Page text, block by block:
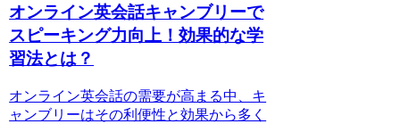
オンライン英会話キャンブリーで
スピーキング力向上！効果的な学
習法とは？
オンライン英会話の需要が高まる中、キ
ャンブリーはその利便性と効果から多く